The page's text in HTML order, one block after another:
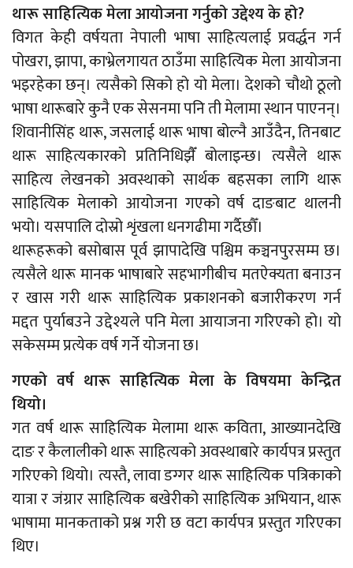
थारू साहित्यिक मेला आयोजना गर्नुको उद्देश्य के हो?
विगत केही वर्षयता नेपाली भाषा साहित्यलाई प्रवर्द्धन गर्न
पोखरा, झापा, काभ्रेलगायत ठाउँमा साहित्यिक मेला आयोजना
भइरहेका छन्। त्यसैको सिको हो यो मेला। देशको चौथो ठूलो
भाषा थारूबारे कुनै एक सेसनमा पनि ती मेलामा स्थान पाएनन्।
शिवानीसिंह थारू, जसलाई थारू भाषा बोल्नै आउँदैन, तिनबाट
थारू साहित्यकारको प्रतिनिधिझैँ बोलाइन्छ। त्यसैले थारू
साहित्य लेखनको अवस्थाको सार्थक बहसका लागि थारू
साहित्यिक मेलाको आयोजना गएको वर्ष दाङबाट थालनी
भयो। यसपालि दोस्रो शृंखला धनगढीमा गर्दैछौँ।
थारूहरूको बसोबास पूर्व झापादेखि पश्चिम कञ्चनपुरसम्म छ।
त्यसैले थारू मानक भाषाबारे सहभागीबीच मतऐक्यता बनाउन
र खास गरी थारू साहित्यिक प्रकाशनको बजारीकरण गर्न
मद्दत पुर्याबउने उद्देश्यले पनि मेला आयाजना गरिएको हो। यो
सकेसम्म प्रत्येक वर्ष गर्ने योजना छ।
गएको वर्ष थारू साहित्यिक मेला के विषयमा केन्द्रित
थियो।
गत वर्ष थारू साहित्यिक मेलामा थारू कविता, आख्यानदेखि
दाङ र कैलालीको थारू साहित्यको अवस्थाबारे कार्यपत्र प्रस्तुत
गरिएको थियो। त्यस्तै, लावा डग्गर थारू साहित्यिक पत्रिकाको
यात्रा र जंग्रार साहित्यिक बखेरीको साहित्यिक अभियान, थारू
भाषामा मानकताको प्रश्न गरी छ वटा कार्यपत्र प्रस्तुत गरिएका
थिए।